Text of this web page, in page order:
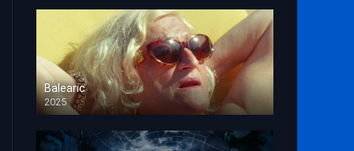
Balearic
2025
HD 1080p